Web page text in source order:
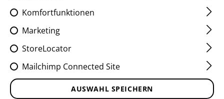
Komfortfunktionen
Marketing
StoreLocator
Mailchimp Connected Site
AUSWAHL SPEICHERN